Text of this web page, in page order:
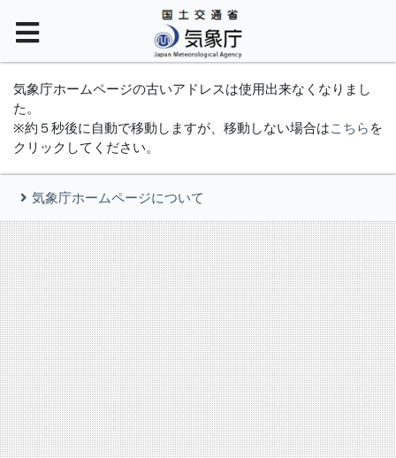
気象庁ホームページの古いアドレスは使用出来なくなりまし
た。
※約５秒後に自動で移動しますが、移動しない場合はこちら を
クリックしてください。
気象庁ホームページについて